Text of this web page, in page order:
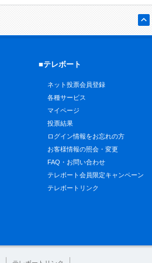
■テレボート
ネット投票会員登録
各種サービス
マイページ
投票結果
ログイン情報をお忘れの方
お客様情報の照会・変更
FAQ・お問い合わせ
テレボート会員限定キャンペーン
テレボートリンク